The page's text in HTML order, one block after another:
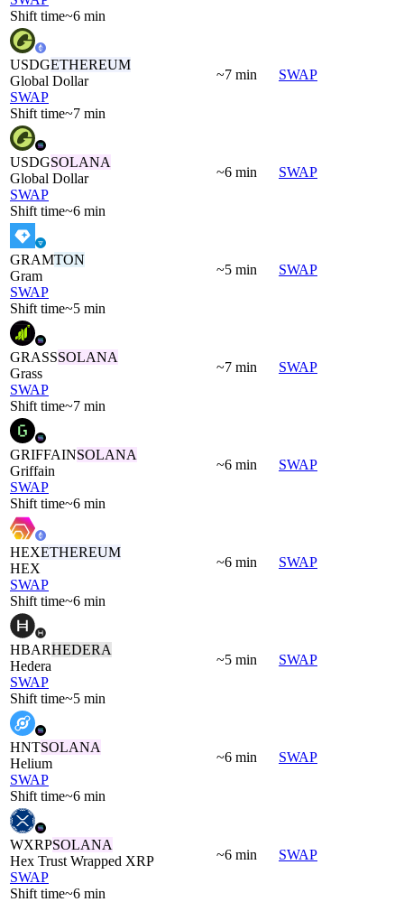
Shift time~6 min
USDGETHEREUM
Global Dollar
SWAP
Shift time~7 min
~7 min SWAP
USDGSOLANA
Global Dollar
SWAP
Shift time~6 min
~6 min SWAP
GRAMTON
Gram
SWAP
Shift time~5 min
~5 min SWAP
GRASSSOLANA
Grass
SWAP
Shift time~7 min
~7 min SWAP
GRIFFAINSOLANA
Griffain
SWAP
Shift time~6 min
~6 min SWAP
HEXETHEREUM
HEX
SWAP
Shift time~6 min
~6 min SWAP
HBARHEDERA
Hedera
SWAP
Shift time~5 min
~5 min SWAP
HNTSOLANA
Helium
SWAP
Shift time~6 min
~6 min SWAP
WXRPSOLANA
Hex Trust Wrapped XRP
SWAP
Shift time~6 min
~6 min SWAP